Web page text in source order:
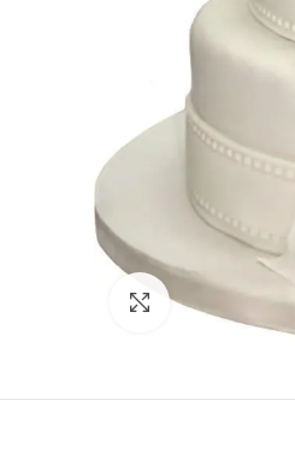
Click to enlarge